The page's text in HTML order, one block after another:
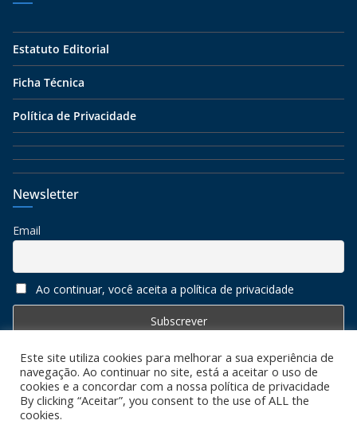
Estatuto Editorial
Ficha Técnica
Política de Privacidade
Newsletter
Email
Ao continuar, você aceita a política de privacidade
Copyright © 2026
Este site utiliza cookies para melhorar a sua experiência de
navegação. Ao continuar no site, está a aceitar o uso de
cookies e a concordar com a nossa política de privacidade
By clicking “Aceitar”, you consent to the use of ALL the
cookies.